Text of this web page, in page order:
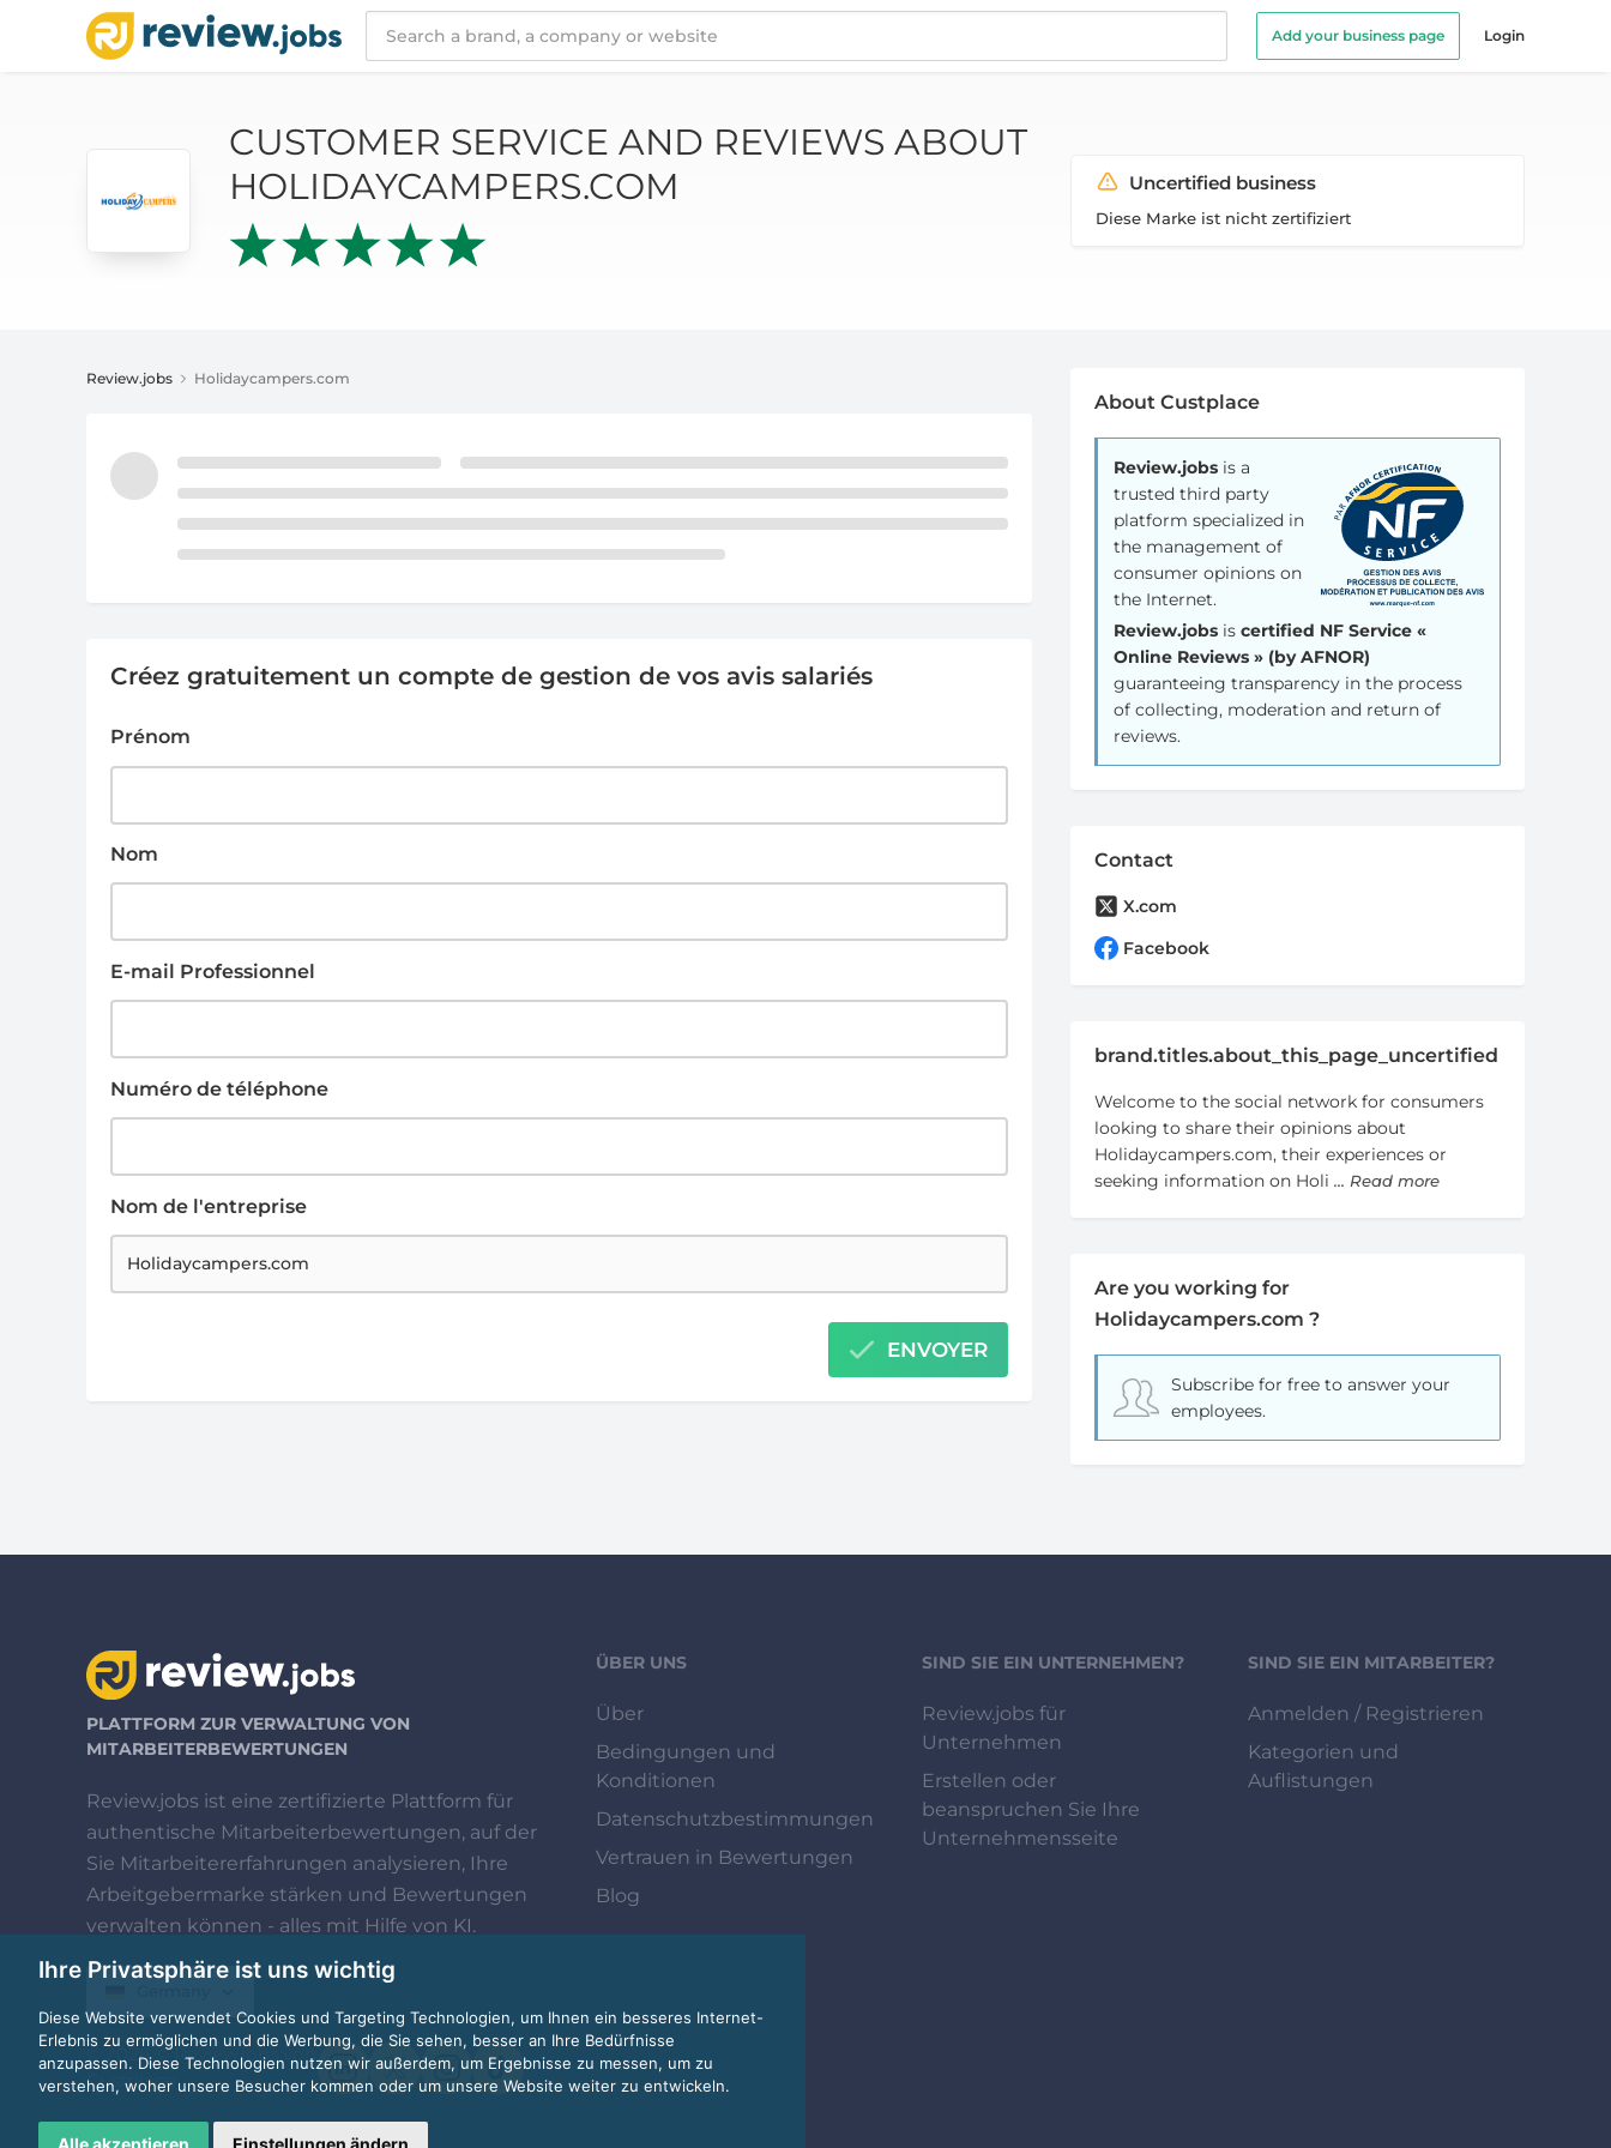
Ihre Privatsphäre ist uns wichtig
Diese Website verwendet Cookies und Targeting Technologien, um Ihnen ein besseres Internet-
Erlebnis zu ermöglichen und die Werbung, die Sie sehen, besser an Ihre Bedürfnisse
anzupassen. Diese Technologien nutzen wir außerdem, um Ergebnisse zu messen, um zu
verstehen, woher unsere Besucher kommen oder um unsere Website weiter zu entwickeln.
Alle akzeptieren Einstellungen ändern
Add your business page Login
CUSTOMER SERVICE AND REVIEWS ABOUT HOLIDAYCAMPERS.COM
CUSTOMER SERVICE AND REVIEWS ABOUT
HOLIDAYCAMPERS.COM
Uncertified business
Diese Marke ist nicht zertifiziert
Review.jobs Holidaycampers.com
Créez gratuitement un compte de gestion de vos avis salariés
Prénom
Nom
E-mail Professionnel
Numéro de téléphone
Nom de l'entreprise
ENVOYER
About Custplace
Review.jobs is a
trusted third party
platform specialized in
the management of
consumer opinions on
the Internet.
Review.jobs iscertified NF Service «
Online Reviews » (by AFNOR)
guaranteeing transparency in the process
of collecting, moderation and return of
reviews.
Contact
X.com
Facebook
brand.titles.about_this_page_uncertified
Welcome to the social network for consumers
looking to share their opinions about
Holidaycampers.com, their experiences or
seeking information on Holi ... Read more
Are you working for
Holidaycampers.com ?
Subscribe for freeto answer your
employees.
PLATTFORM ZUR VERWALTUNG VON
MITARBEITERBEWERTUNGEN
Review.jobs ist eine zertifizierte Plattform für
authentische Mitarbeiterbewertungen, auf der
Sie Mitarbeitererfahrungen analysieren, Ihre
Arbeitgebermarke stärken und Bewertungen
verwalten können - alles mit Hilfe von KI.
© 2026 © Review.jobs von
Custplace
ÜBER UNS
Über
Bedingungen und
Konditionen
Datenschutzbestimmungen
Vertrauen in Bewertungen
Blog
SIND SIE EIN UNTERNEHMEN?
Review.jobs für
Unternehmen
Erstellen oder
beanspruchen Sie Ihre
Unternehmensseite
SIND SIE EIN MITARBEITER?
Anmelden / Registrieren
Kategorien und
Auflistungen